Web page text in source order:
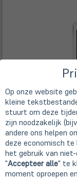
24,6cm9,7"
Apple A7 (2x 1,30
64 GB
Wi-Fi + Cellular
spacegrey
Gut of Normaler
Op onze website
kleine
stuurt om deze
zijn noodzakelijk
andere ons helpen
deze economisch
het gebruik van
"Accepteer alle" te
moment oproepen